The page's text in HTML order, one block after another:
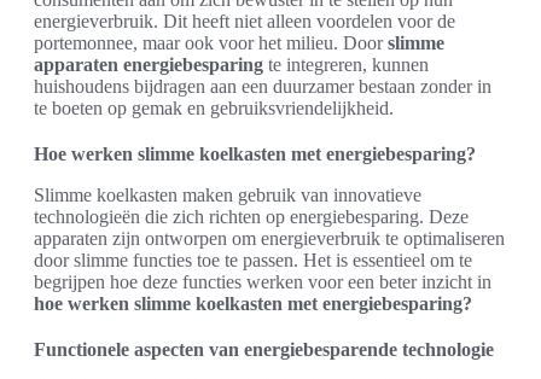
energieverbruik. Dit heeft niet alleen voordelen voor de
portemonnee, maar ook voor het milieu. Doorslimme
apparaten energiebesparing te integreren, kunnen
huishoudens bijdragen aan een duurzamer bestaan zonder in
te boeten op gemak en gebruiksvriendelijkheid.
Hoe werken slimme koelkasten met energiebesparing?
Slimme koelkasten maken gebruik van innovatieve
technologieën die zich richten op energiebesparing. Deze
apparaten zijn ontworpen om energieverbruik te optimaliseren
door slimme functies toe te passen. Het is essentieel om te
begrijpen hoe deze functies werken voor een beter inzicht in
hoe werken slimme koelkasten met energiebesparing?
Functionele aspecten van energiebesparende technologie